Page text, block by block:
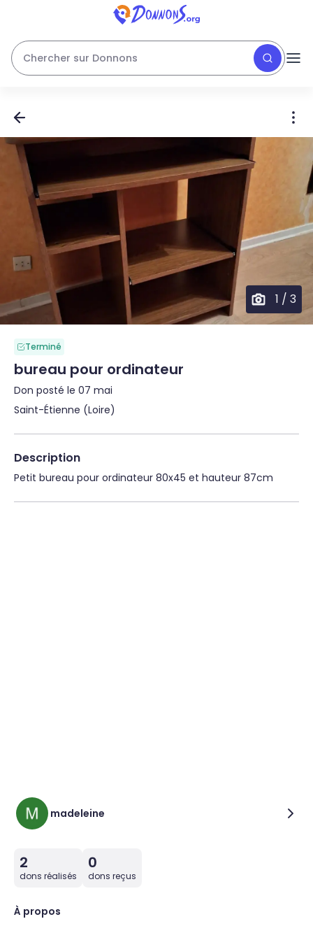
Chercher sur Donnons
1 / 3
Terminé
bureau pour ordinateur
Don posté le 07 mai
Saint-Étienne (Loire)
Description
Petit bureau pour ordinateur 80x45 et hauteur 87cm
madeleine
2
dons réalisés
0
dons reçus
À propos